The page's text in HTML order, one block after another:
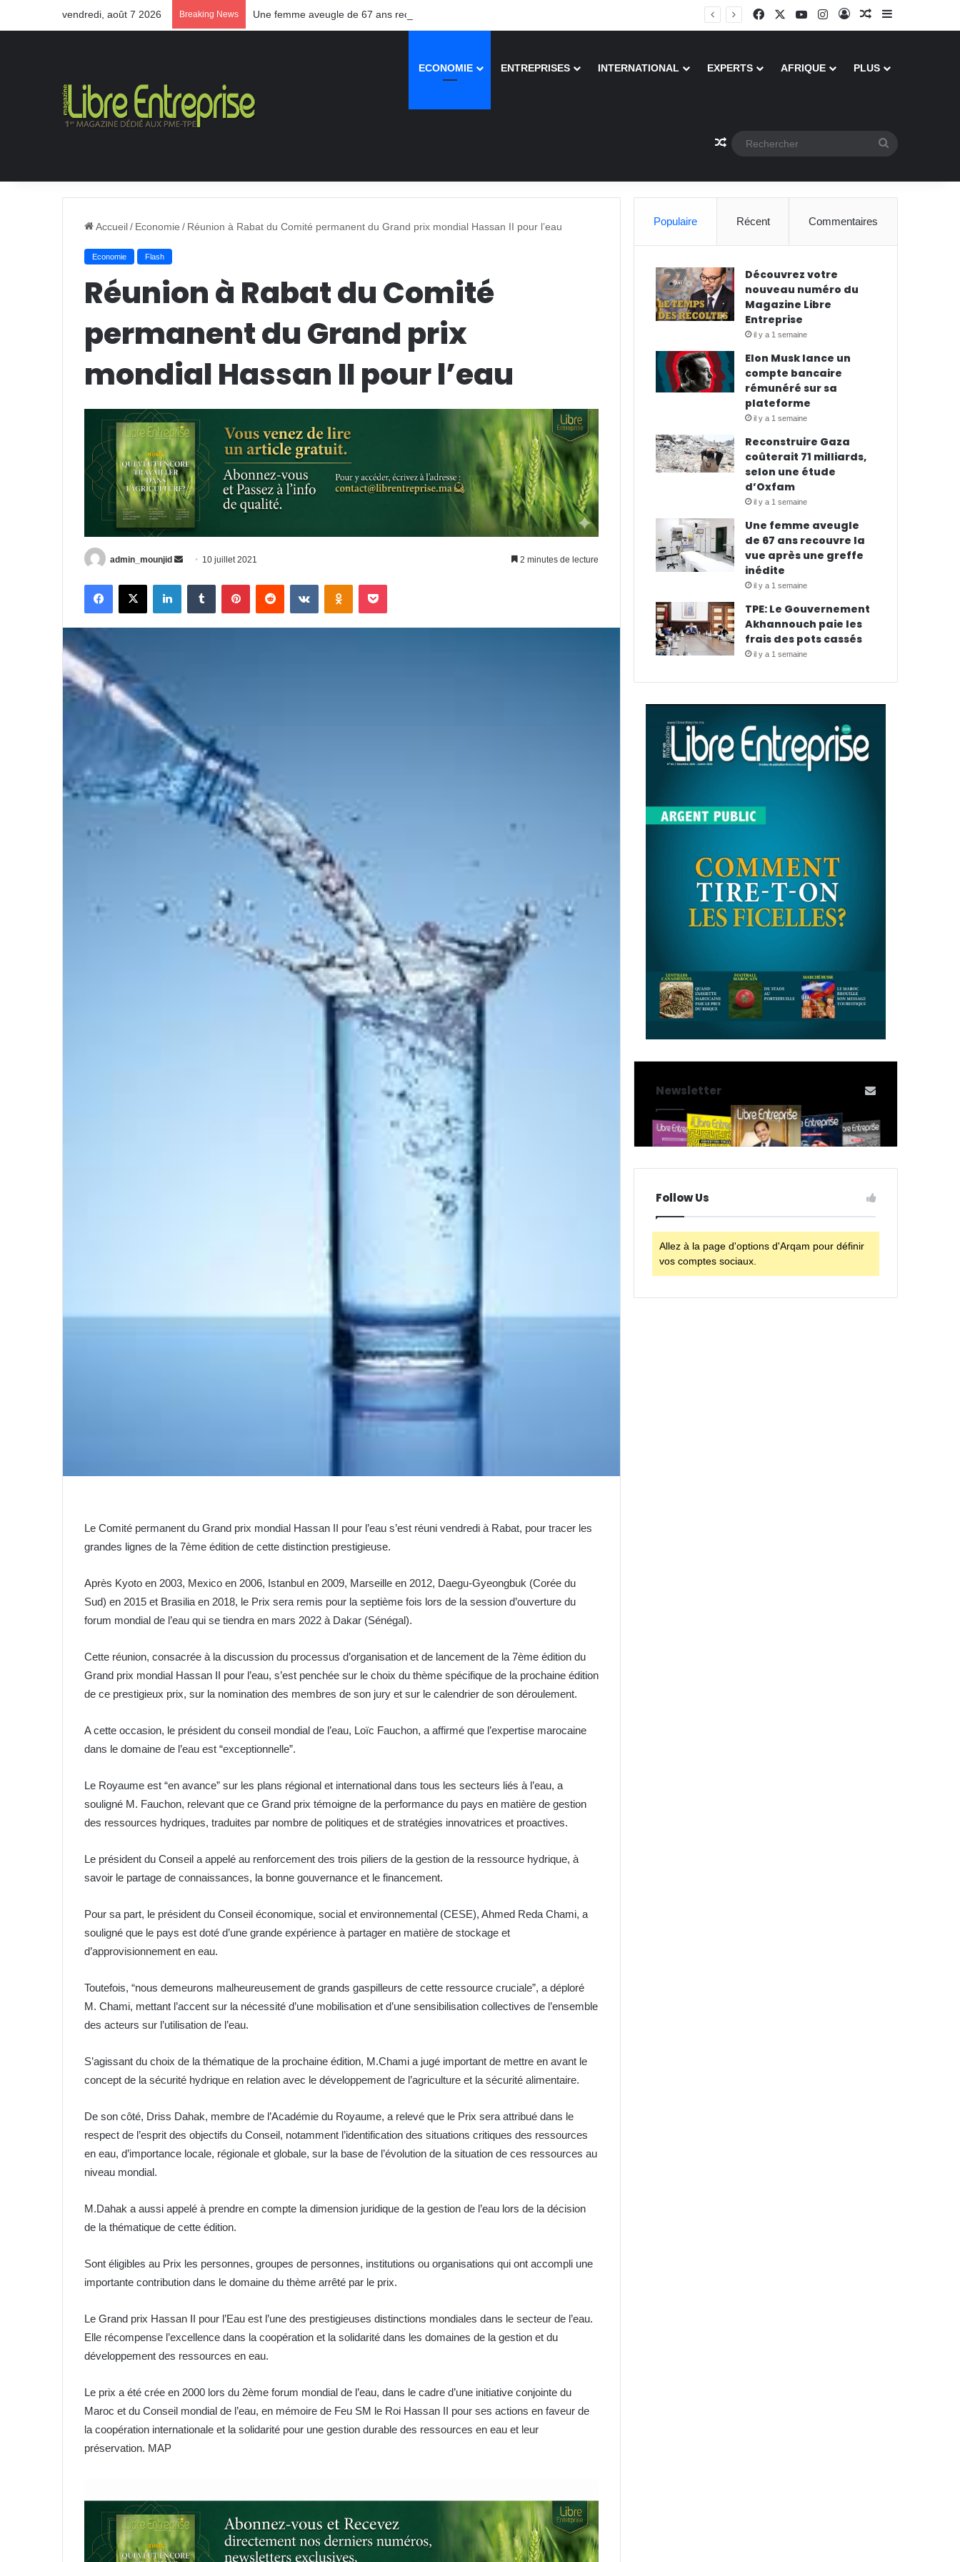
vendredi, août 7 2026 Breaking News Une femme aveugle de 67 ans recouvre la vue après une greffe inédite FacebookYouTubeInstagramConnexion
Article Aléatoire
Sidebar
ECONOMIE ENTREPRISES INTERNATIONAL EXPERTS AFRIQUE PLUS
Article Aléatoire
Accueil/ Economie / Réunion à Rabat du Comité permanent du Grand prix mondial Hassan II pour l’eau
Economie Flash
Réunion à Rabat du Comité
permanent du Grand prix
mondial Hassan II pour l’eau
admin_mounjid
Envoyer
courriel
10 juillet 2021 2 minutes de lecture
Facebook
X LinkedinTumblr PinterestReddit VKontakteOdnoklassniki
Pocket
Le Comité permanent du Grand prix mondial Hassan II pour l’eau s’est réuni vendredi à Rabat, pour tracer les
grandes lignes de la 7ème édition de cette distinction prestigieuse.
Après Kyoto en 2003, Mexico en 2006, Istanbul en 2009, Marseille en 2012, Daegu-Gyeongbuk (Corée du
Sud) en 2015 et Brasilia en 2018, le Prix sera remis pour la septième fois lors de la session d’ouverture du
forum mondial de l’eau qui se tiendra en mars 2022 à Dakar (Sénégal).
Cette réunion, consacrée à la discussion du processus d’organisation et de lancement de la 7ème édition du
Grand prix mondial Hassan II pour l’eau, s’est penchée sur le choix du thème spécifique de la prochaine édition
de ce prestigieux prix, sur la nomination des membres de son jury et sur le calendrier de son déroulement.
A cette occasion, le président du conseil mondial de l’eau, Loïc Fauchon, a affirmé que l’expertise marocaine
dans le domaine de l’eau est “exceptionnelle”.
Le Royaume est “en avance” sur les plans régional et international dans tous les secteurs liés à l’eau, a
souligné M. Fauchon, relevant que ce Grand prix témoigne de la performance du pays en matière de gestion
des ressources hydriques, traduites par nombre de politiques et de stratégies innovatrices et proactives.
Le président du Conseil a appelé au renforcement des trois piliers de la gestion de la ressource hydrique, à
savoir le partage de connaissances, la bonne gouvernance et le financement.
Pour sa part, le président du Conseil économique, social et environnemental (CESE), Ahmed Reda Chami, a
souligné que le pays est doté d’une grande expérience à partager en matière de stockage et
d’approvisionnement en eau.
Toutefois, “nous demeurons malheureusement de grands gaspilleurs de cette ressource cruciale”, a déploré
M. Chami, mettant l’accent sur la nécessité d’une mobilisation et d’une sensibilisation collectives de l’ensemble
des acteurs sur l’utilisation de l’eau.
S’agissant du choix de la thématique de la prochaine édition, M.Chami a jugé important de mettre en avant le
concept de la sécurité hydrique en relation avec le développement de l’agriculture et la sécurité alimentaire.
De son côté, Driss Dahak, membre de l’Académie du Royaume, a relevé que le Prix sera attribué dans le
respect de l’esprit des objectifs du Conseil, notamment l’identification des situations critiques des ressources
en eau, d’importance locale, régionale et globale, sur la base de l’évolution de la situation de ces ressources au
niveau mondial.
M.Dahak a aussi appelé à prendre en compte la dimension juridique de la gestion de l’eau lors de la décision
de la thématique de cette édition.
Sont éligibles au Prix les personnes, groupes de personnes, institutions ou organisations qui ont accompli une
importante contribution dans le domaine du thème arrêté par le prix.
Le Grand prix Hassan II pour l’Eau est l’une des prestigieuses distinctions mondiales dans le secteur de l’eau.
Elle récompense l’excellence dans la coopération et la solidarité dans les domaines de la gestion et du
développement des ressources en eau.
Le prix a été crée en 2000 lors du 2ème forum mondial de l’eau, dans le cadre d’une initiative conjointe du
Maroc et du Conseil mondial de l’eau, en mémoire de Feu SM le Roi Hassan II pour ses actions en faveur de
la coopération internationale et la solidarité pour une gestion durable des ressources en eau et leur
préservation. MAP
Populaire Récent Commentaires
Découvrez votre
nouveau numéro du
Magazine Libre
Entreprise
il y a 1 semaine
Elon Musk lance un
compte bancaire
rémunéré sur sa
plateforme
il y a 1 semaine
Reconstruire Gaza
coûterait 71 milliards,
selon une étude
d’Oxfam
il y a 1 semaine
Une femme aveugle
de 67 ans recouvre la
vue après une greffe
inédite
il y a 1 semaine
TPE: Le Gouvernement
Akhannouch paie les
frais des pots cassés
il y a 1 semaine
Newsletter
Follow Us
Allez à la page d'options d'Arqam pour définir
vos comptes sociaux.